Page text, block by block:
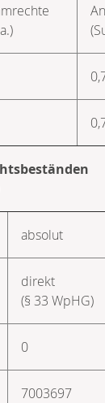
absolut
direkt
(§ 33 WpHG)
0
7003697